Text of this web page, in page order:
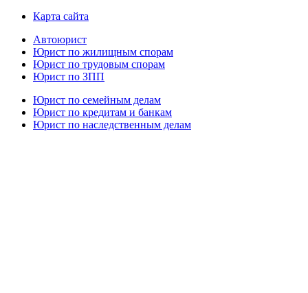
Карта сайта
Автоюрист
Юрист по жилищным спорам
Юрист по трудовым спорам
Юрист по ЗПП
Юрист по семейным делам
Юрист по кредитам и банкам
Юрист по наследственным делам